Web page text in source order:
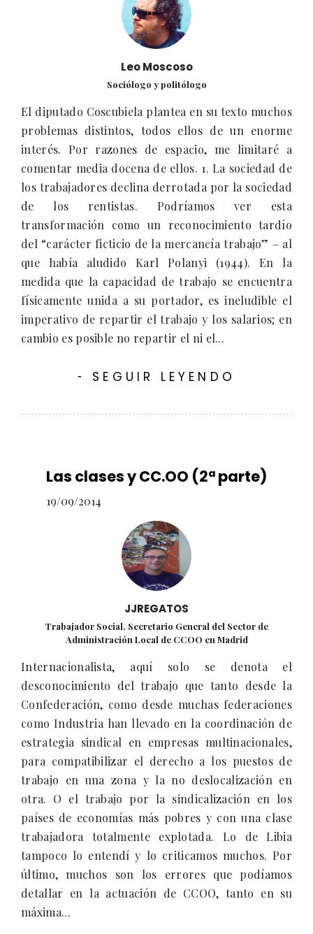
Leo Moscoso
Sociólogo y politólogo
El diputado Coscubiela plantea en su texto muchos
problemas distintos, todos ellos de un enorme
interés. Por razones de espacio, me limitaré a
comentar media docena de ellos. 1. La sociedad de
los trabajadores declina derrotada por la sociedad
de los rentistas. Podríamos ver esta
transformación como un reconocimiento tardío
del “carácter ficticio de la mercancía trabajo” – al
que había aludido Karl Polanyi (1944). En la
medida que la capacidad de trabajo se encuentra
físicamente unida a su portador, es ineludible el
imperativo de repartir el trabajo y los salarios; en
cambio es posible no repartir el ni el...
- SEGUIR LEYENDO
Las clases y CC.OO (2ª parte)
19/09/2014
JJREGATOS
Trabajador Social. Secretario General del Sector de
Administración Local de CCOO en Madrid
Internacionalista, aquí solo se denota el
desconocimiento del trabajo que tanto desde la
Confederación, como desde muchas federaciones
como Industria han llevado en la coordinación de
estrategia sindical en empresas multinacionales,
para compatibilizar el derecho a los puestos de
trabajo en una zona y la no deslocalización en
otra. O el trabajo por la sindicalización en los
países de economías más pobres y con una clase
trabajadora totalmente explotada. Lo de Libia
tampoco lo entendí y lo criticamos muchos. Por
último, muchos son los errores que podíamos
detallar en la actuación de CCOO, tanto en su
máxima...